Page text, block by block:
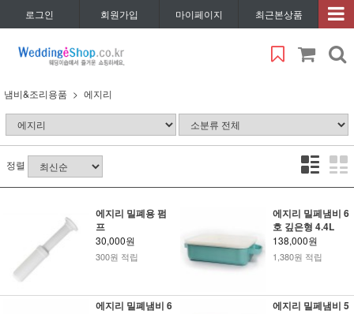
로그인 회원가입 마이페이지 최근본상품
냄비&조리용품 에지리
정렬
에지리 밀폐용 펌
프
30,000원
300원 적립
에지리 밀페냄비 6
호 깊은형 4.4L
138,000원
1,380원 적립
에지리 밀폐냄비 6
에지리 밀페냄비 5